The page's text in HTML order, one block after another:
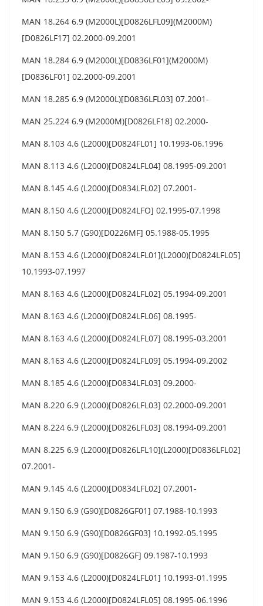
MAN 18.264 6.9 (M2000L)[D0826LFL09](M2000M)
[D0826LF17] 02.2000-09.2001
MAN 18.284 6.9 (M2000L)[D0836LF01](M2000M)
[D0836LF01] 02.2000-09.2001
MAN 18.285 6.9 (M2000L)[D0836LFL03] 07.2001-
MAN 25.224 6.9 (M2000M)[D0826LF18] 02.2000-
MAN 8.103 4.6 (L2000)[D0824FL01] 10.1993-06.1996
MAN 8.113 4.6 (L2000)[D0824LFL04] 08.1995-09.2001
MAN 8.145 4.6 (L2000)[D0834LFL02] 07.2001-
MAN 8.150 4.6 (L2000)[D0824LFO] 02.1995-07.1998
MAN 8.150 5.7 (G90)[D0226MF] 05.1988-05.1995
MAN 8.153 4.6 (L2000)[D0824LFL01](L2000)[D0824LFL05]
10.1993-07.1997
MAN 8.163 4.6 (L2000)[D0824LFL02] 05.1994-09.2001
MAN 8.163 4.6 (L2000)[D0824LFL06] 08.1995-
MAN 8.163 4.6 (L2000)[D0824LFL07] 08.1995-03.2001
MAN 8.163 4.6 (L2000)[D0824LFL09] 05.1994-09.2002
MAN 8.185 4.6 (L2000)[D0834LFL03] 09.2000-
MAN 8.220 6.9 (L2000)[D0826LFL03] 02.2000-09.2001
MAN 8.224 6.9 (L2000)[D0826LFL03] 08.1994-09.2001
MAN 8.225 6.9 (L2000)[D0826LFL10](L2000)[D0836LFL02]
07.2001-
MAN 9.145 4.6 (L2000)[D0834LFL02] 07.2001-
MAN 9.150 6.9 (G90)[D0826GF01] 07.1988-10.1993
MAN 9.150 6.9 (G90)[D0826GF03] 10.1992-05.1995
MAN 9.150 6.9 (G90)[D0826GF] 09.1987-10.1993
MAN 9.153 4.6 (L2000)[D0824LFL01] 10.1993-01.1995
MAN 9.153 4.6 (L2000)[D0824LFL05] 08.1995-06.1996